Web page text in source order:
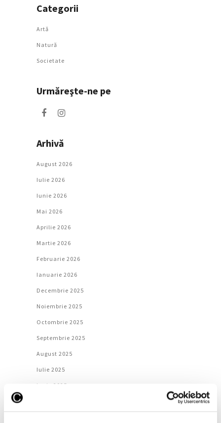
Categorii
Artǎ
Natură
Societate
Urmăreşte-ne pe
Arhivă
August 2026
Iulie 2026
Iunie 2026
Mai 2026
Aprilie 2026
Martie 2026
Februarie 2026
Ianuarie 2026
Decembrie 2025
Noiembrie 2025
Octombrie 2025
Septembrie 2025
August 2025
Iulie 2025
Iunie 2025